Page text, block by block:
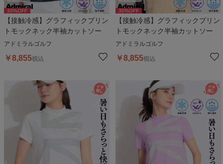
30%OFF
【接触冷感】グラフィックプリン
トモックネック半袖カットソー
アドミラルゴルフ
￥8,855税込
30%OFF
【接触冷感】グラフィックプリン
トモックネック半袖カットソー
アドミラルゴルフ
￥8,855税込